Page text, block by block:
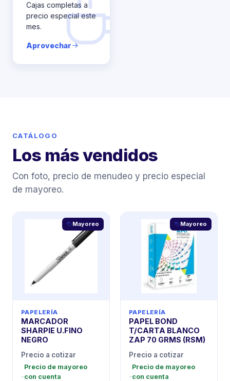
Cajas completas a
precio especial este
mes.
Aprovechar
CATÁLOGO
Los más vendidos
Con foto, precio de menudeo y precio especial
de mayoreo.
Mayoreo
PAPELERÍA
MARCADOR
SHARPIE U.FINO
NEGRO
Precio a cotizar
Precio de mayoreo
con cuenta
Mayoreo
PAPELERÍA
PAPEL BOND
T/CARTA BLANCO
ZAP 70 GRMS (RSM)
Precio a cotizar
Precio de mayoreo
con cuenta